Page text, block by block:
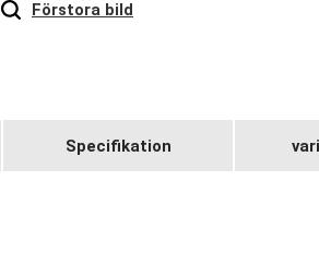
Förstora bild
Specifikation